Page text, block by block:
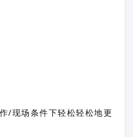
/现场条件下轻松轻松地更